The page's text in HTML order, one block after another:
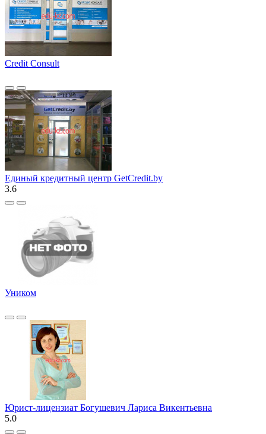
Credit Consult
Единый кредитный центр GetCredit.by
3.6
Уником
Юрист-лицензиат Богушевич Лариса Викентьевна
5.0